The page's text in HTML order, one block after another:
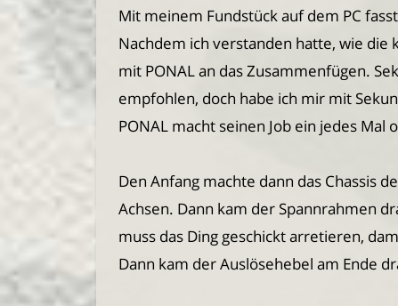
Mit meinem Fundstück auf dem PC
Nachdem ich verstanden hatte, wie die
mit PONAL an das Zusammenfügen.
empfohlen, doch habe ich mir mit
PONAL macht seinen Job ein jedes Mal
Den Anfang machte dann das Chassis
Achsen. Dann kam der Spannrahmen
muss das Ding geschickt arretieren,
Dann kam der Auslösehebel am Ende